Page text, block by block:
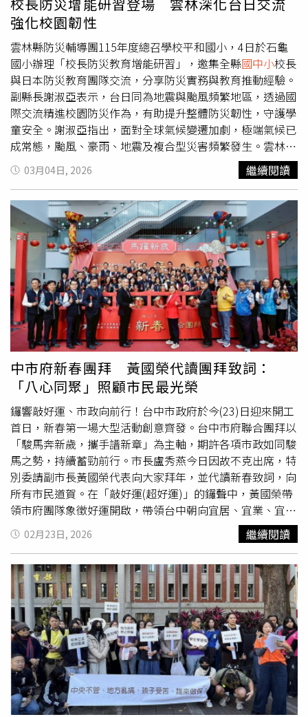
共融式樂園，如設置國寶級劉興欽老師漫畫人物主題樂園、
發明樂園；並提倡
語歌唱競賽等。
教師也開始提出疑慮。有國立大學教授反映，身心假在部分
情況下似乎被少數學生當成逃避上課的理由。例如，有些學
生平時不點名時很少出現在課堂上，但若教師點名後發現缺
席，學生便在事後補請身心假。這樣的情況讓部分教師感到
困擾，認為制度的初衷可能被扭曲。該名教授指出，在多數
大學課程中，出席率通常會占總成績約1到2成，因此學生缺
席是否扣分，往往直接影響最終成績。但目前教育部並未針
對「請身心假是否應扣除出席成績」訂定統一規範，使得教
師在評分時缺乏明確依據。一些教師擔心，如果將身心假列
入扣分，學生可能會認為教師對心理健康議題缺乏理解，甚
至在教師評鑑時給予較低評價；但若完全不扣分，則可能對
那些長期認真出席的學生形成不公平。教育部則表示，根據
113年2月5日公布的「大專校院身心調適假參考指引」，各
大專校院是在「大學自治」原則下設置身心調適假制度，並
以學生最佳利益為主要考量。因此，課程成績評定仍屬於大
學自主範疇，是否將缺席列入扣分、如何計算出席成績，都
由各校或授課教師自行決定。教育部也強調，學校在設置身
心假制度時，應與校內相關利害關係人充分溝通，並經過校
內會議與法制作業後再正式實施。從各大學的實際運作情況
來看，不同學校之間的申請情況也有所差異。例如台灣大學
自112學年度第1學期正式推動身心假制度以來，校方統計
顯示，每學期平均約有1537.4人次申請身心假，平均每月約
384.35人次。台大表示，若學生第2次申請身心假，或累計
請假達2天以上，校內請假系統會自動通知學務處學輔中心
與心輔中心，相關單位會主動寄送關懷信並邀請學生晤談，
依照學生需求提供心理諮詢或轉介相關資源。同時，系統也
會通知學生導師，以便進一步關懷與了解學生狀況。對於身
心假是否與課程成績直接掛鉤，台大方面表示，目前校內請
假辦法僅規範請假程序，並未涉及成績計算。至於課程成績
評量標準，則由各授課教師依教學需求自行訂定。校方認
為，這樣的做法能在尊重教師教學自主的同時，也兼顧學生
的身心健康需求。政治大學則提供另1組數據作為觀察。根
據校方統計，在114學年度上學期，共有484名學生申請身
心假，累計705人次，占全校學生比例約2.7%。至於請身心
假是否影響課程成績，同樣由各授課教師自行決定。在學生
觀點方面，部分學生代表則呼籲教師能對學生的身心狀況抱
持更多理解。台灣師範大學學生會會長黃莨騰表示，據他了
解，目前多數大學確實都是授權教師自行決定是否將缺席納
入成績計算，而且許多教師會在學期初的課程大綱說明中，
提前告知學生相關規定。例如，有些老師規定不論請心理假
或病假都會扣分，但扣分標準不同，例如心理假扣0.5分，
事假扣1分；也有教師採取另一種方式，規定學生缺席次數
不得超過一定上限，例如6次，一旦超過便開始扣分。黃莨
強化校園韌性
雲林縣防災輔導團115年度總召學校平和國小，4日於石龜
國小辦理「校長防災教育增能研習」，邀集全縣國中小校長
與日本防災教育團隊交流，分享防災實務與教育推動經驗。
副縣長謝淑亞表示，台日同為地震與颱風頻繁地區，透過國
際交流精進校園防災作為，有助提升整體防災韌性，守護學
童安全。謝淑亞指出，面對全球氣候變遷加劇，極端氣候已
成常態，颱風、豪雨、地震及複合型災害頻繁發生。雲林縣
地形涵蓋沿海、平原與山區，潛在風險多元，防災教育已成
學校必須落實的重要課題。她以921大地震親身經歷為例，
回憶當時在強烈搖晃中牽著孩子緊急往屋外空地避難，災後
滿目瘡痍的景象至今難忘，更體會第一時間正確判斷與冷靜
應變的重要性，強調防災教育必須從小扎根，讓孩子在關鍵
時刻具備自保與助人的能力。謝淑亞強調，災害雖無法完全
避免，但透過平時扎實教育與演練，可在關鍵時刻發揮救命
力量。期盼藉由校長領導與教育夥伴共同努力，將防災教育
落實於校園每一角落，並向社會擴散，打造更安全且具韌性
的雲林。教育處長邱孝文表示，防災教育是學校教育不可或
缺的一環。石龜國小為縣內防災教育科技中心，長期深耕校
園防災推動，結合科技與創新教學，與輔導團隊合作推廣，
強化各校應變能力，形塑「人人防災」的校園文化。本次研
習邀請日本防災專家諏訪清二教授分享日本防災教育推動經
驗。諏訪教授表示，自阪神大地震後即投入防災工作，累積
逾25年實務經驗並發展相關理論架構。此次來台除分享日本
在災害預防與教育推動上的策略與成果，也期盼透過雙方交
流互動，持續優化防災教育模式，提升區域防災韌性。研習
課程亦由石龜國小校長黃致傑分享赴日參訪及311地震災後
觀察心得，並說明校園災害防救計畫撰寫重點。縣府指出，
完善的校園災害防救計畫應涵蓋減災整備、應變處置與復原
重建機制，不僅作為平時演練依據，更是災害發生時的重要
行動指引，期盼透過持續精進與國際交流，強化校園整體防
災量能。
03月04日, 2026 繼續閱讀
中市府新春團拜 黃國榮代讀團拜致詞：
「八心同聚」照顧市民最光榮
鑼響敲好運、市政向前行！台中市政府於今(23)日迎來開工
首日，新春第一場大型活動創意齊發。台中市府聯合團拜以
「駿馬奔新歲，攜手譜新章」為主軸，期許各項市政如同駿
馬之勢，持續蓄勁前行。市長盧秀燕今日因故不克出席，特
別委請副市長黃國榮代表向大家拜年，並代讀新春致詞，向
所有市民道賀。在「敲好運(超好運)」的鑼聲中，黃國榮帶
領市府團隊象徵好運開啟，帶領台中朝向宜居、宜業、宜遊
的國際化幸福城市邁進。今日現場上千位各界人士及同仁共
襄盛舉，中市府公務人員協會、現職暨退休公教合唱團以及
活潑可愛的小獅團皆帶來精彩演出，洋溢濃厚年節氛圍。黃
國榮現場轉達盧市長致詞提到，「沒有什麼比在自己的家
園，照顧服務市民家人，更快樂、更光榮的事！」市府團隊
執政已邁入第8年，感謝同仁一路面對挑戰不退縮，讓各項
建設如期推動。市府過去以「七個心」齊心、用心、誠心、
決心、貼心、安心、暖心打造台中，在邁向第8年的此刻，
更要加上一個「信心」，市民七年多來的信任，就是市府
「以人為本」施政最強大的底氣。致詞稿中也特別規劃了新
年度的願景。在照顧孩子方面，市府啟動「寶貝咱ㄟ囝仔」
計畫，包含「台中愛胎萬」生育補助、「台中有鈣讚」學童
02月23日, 2026 繼續閱讀